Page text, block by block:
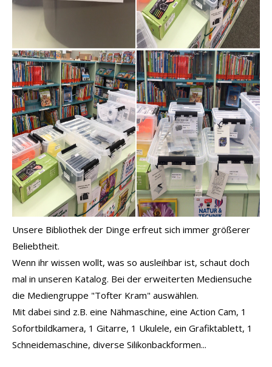
Unsere Bibliothek der Dinge erfreut sich immer größerer
Beliebtheit.
Wenn ihr wissen wollt, was so ausleihbar ist, schaut doch
mal in unseren Katalog. Bei der erweiterten Mediensuche
die Mediengruppe "Tofter Kram" auswählen.
Mit dabei sind z.B. eine Nähmaschine, eine Action Cam, 1
Sofortbildkamera, 1 Gitarre, 1 Ukulele, ein Grafiktablett, 1
Schneidemaschine, diverse Silikonbackformen...